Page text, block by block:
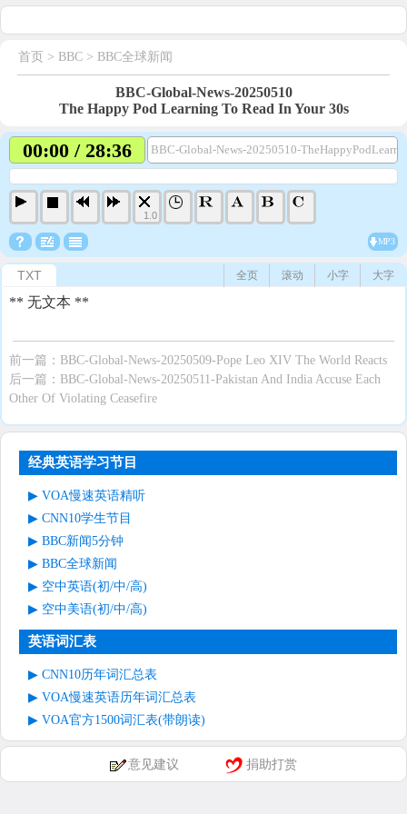
首页 > BBC > BBC全球新闻
BBC-Global-News-20250510
The Happy Pod Learning To Read In Your 30s
00:00 / 28:36 BBC-Global-News-20250510-
1.0
MP3
TXT 大字
小字
滚动
全页
** 无文本 **
前一篇： BBC-Global-News-20250509-Pope Leo XIV The World Reacts
后一篇： BBC-Global-News-20250511-Pakistan And India Accuse Each
Other Of Violating Ceasefire
经典英语学习节目
VOA慢速英语精听
CNN10学生节目
BBC新闻5分钟
BBC全球新闻
空中英语(初/中/高)
空中美语(初/中/高)
英语词汇表
CNN10历年词汇总表
VOA慢速英语历年词汇总表
VOA官方1500词汇表(带朗读)
意见建议 捐助打赏